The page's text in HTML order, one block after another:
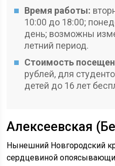
Время работы:
10:00 до 18:00;
день; возможны
летний период.
Стоимость
рублей, для
детей до 16 лет
Алексеевская
Нынешний Новгородский
сердцевиной